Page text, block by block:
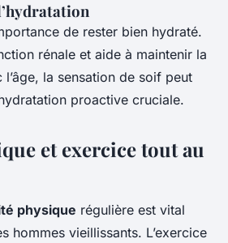
de rester bien hydraté.
rénale et aide à maintenir la
la sensation de soif peut
proactive cruciale.
et exercice tout au
physique régulière est vital
hommes vieillissants. L’exercice